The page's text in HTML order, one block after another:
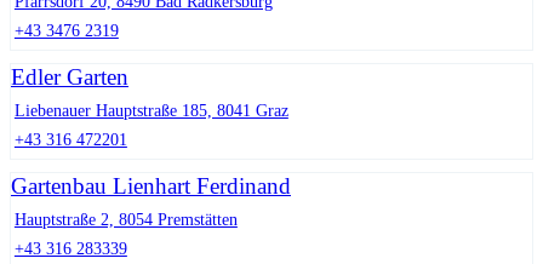
+43 3476 2319
Edler Garten
Liebenauer Hauptstraße 185, 8041 Graz
+43 316 472201
Gartenbau Lienhart Ferdinand
Hauptstraße 2, 8054 Premstätten
+43 316 283339